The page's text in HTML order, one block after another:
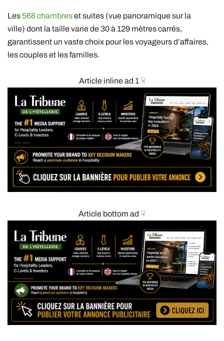
Les 568 chambreset suites (vue panoramique sur la
ville) dont la taille varie de 30 à 129 mètres carrés,
garantissent un vaste choix pour les voyageurs d’affaires,
les couples et les familles.
Article inline ad 1 ☟
Article bottom ad ☟